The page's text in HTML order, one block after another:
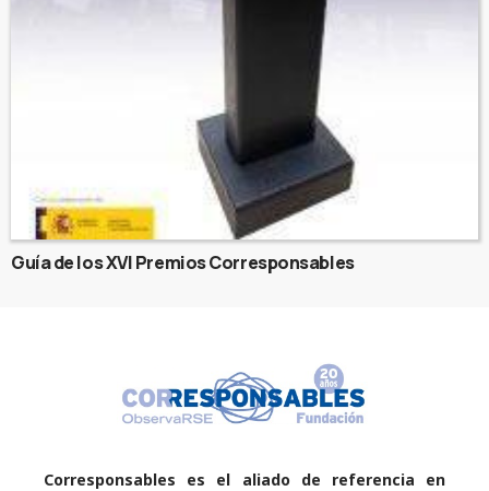
Guía de los XVI Premios Corresponsables
Corresponsables es el aliado de referencia en